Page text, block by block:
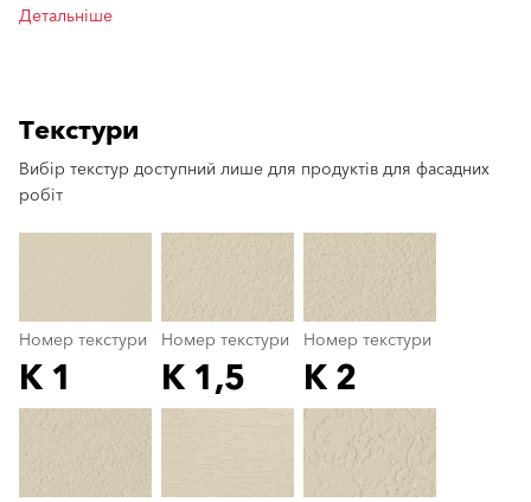
Детальніше
Текстури
Вибір текстур доступний лише для продуктів для фасадних
робіт
Номер текстури
K 1
Номер текстури
K 1,5
Номер текстури
K 2
clear
Номер текстури
color_name